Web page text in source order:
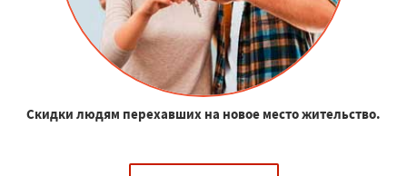
Скидки людям перехавших на новое место жительство.